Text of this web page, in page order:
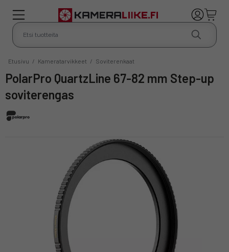
Etusivu / Kameratarvikkeet / Soviterenkaat
PolarPro QuartzLine 67-82 mm Step-up
soviterengas